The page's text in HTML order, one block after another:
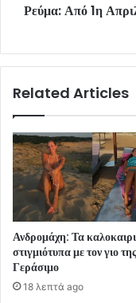
Ρεύμα: Από 1η
Related Articles
Ανδρομάχη: Τα
στιγμιότυπα με τον γιο
Γεράσιμο
18 λεπτά ago